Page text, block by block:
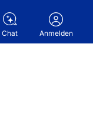
Chat Anmelden